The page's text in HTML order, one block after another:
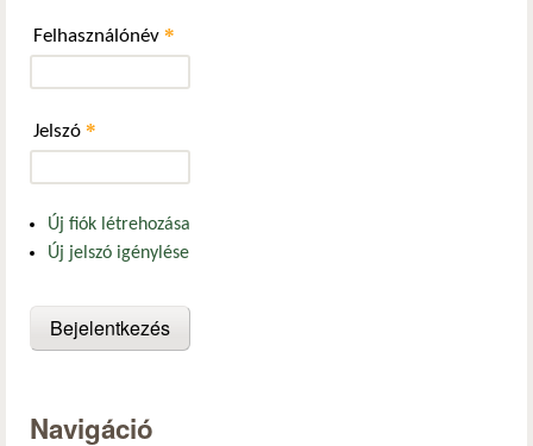
Felhasználónév *
Jelszó *
Új fiók létrehozása
Új jelszó igénylése
Navigáció